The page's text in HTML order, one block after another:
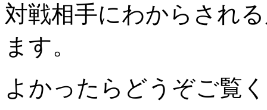
対戦相手にわからされ
ます。
よかったらどうぞご覧